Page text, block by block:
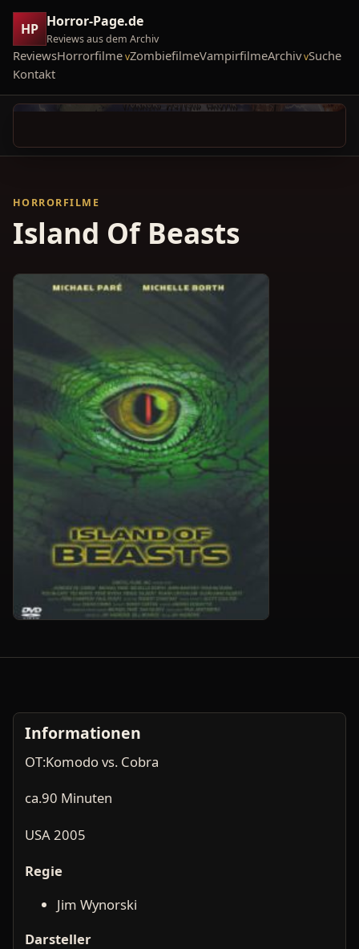
HP Horror-Page.de
Reviews aus dem Archiv
ReviewsHorrorfilme ZombiefilmeVampirfilmeArchiv Suche
Kontakt
HORRORFILME
Island Of Beasts
Informationen
OT:Komodo vs. Cobra
ca.90 Minuten
USA 2005
Regie
Jim Wynorski
Darsteller